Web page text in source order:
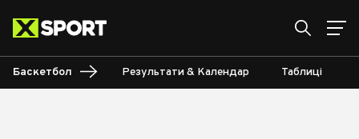
Баскетбол Результати & Календар Таблиці